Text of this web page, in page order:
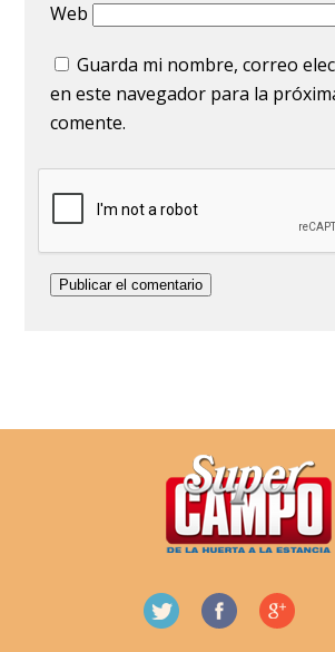
Web
Guarda mi nombre, correo
en este navegador para la
comente.